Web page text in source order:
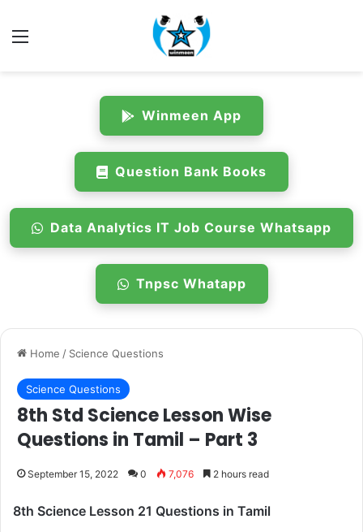
Menu
Winmeen App
Question Bank Books
Data Analytics IT Job Course Whatsapp
Tnpsc Whatapp
Home / Science Questions
Science Questions
8th Std Science Lesson Wise
Questions in Tamil – Part 3
September 15, 2022 0 7,076 2 hours read
8th Science Lesson 21 Questions in Tamil